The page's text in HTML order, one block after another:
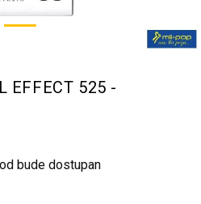
EFFECT 525 -
bude dostupan